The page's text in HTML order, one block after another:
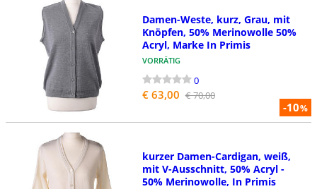
-10%
Damen-Weste, kurz, Grau, mit
Knöpfen, 50% Merinowolle 50%
Acryl, Marke In Primis
VORRÄTIG
0
€ 63,00 € 70,00
kurzer Damen-Cardigan, weiß,
mit V-Ausschnitt, 50% Acryl -
50% Merinowolle, In Primis